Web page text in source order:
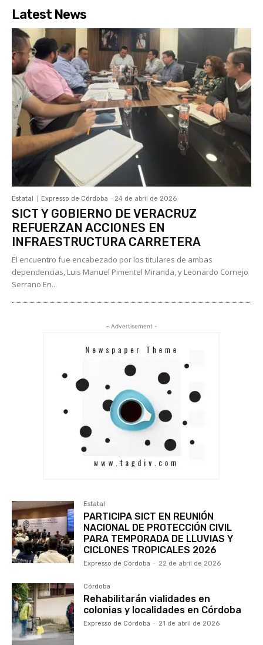
Latest News
Estatal Expresso de Córdoba - 24 de abril de 2026
SICT Y GOBIERNO DE VERACRUZ
REFUERZAN ACCIONES EN
INFRAESTRUCTURA CARRETERA
El encuentro fue encabezado por los titulares de ambas
dependencias, Luis Manuel Pimentel Miranda, y Leonardo Cornejo
Serrano En...
- Advertisement -
Estatal
PARTICIPA SICT EN REUNIÓN
NACIONAL DE PROTECCIÓN CIVIL
PARA TEMPORADA DE LLUVIAS Y
CICLONES TROPICALES 2026
Expresso de Córdoba - 22 de abril de 2026
Córdoba
Rehabilitarán vialidades en
colonias y localidades en Córdoba
Expresso de Córdoba - 21 de abril de 2026